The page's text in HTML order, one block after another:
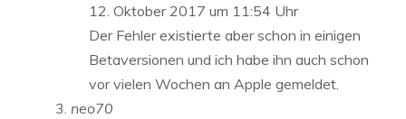
12. Oktober 2017 um 11:54 Uhr
Der Fehler existierte aber schon in einigen
Betaversionen und ich habe ihn auch schon
vor vielen Wochen an Apple gemeldet.
neo70